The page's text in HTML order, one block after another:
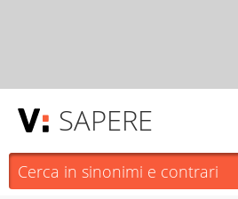
SAPERE